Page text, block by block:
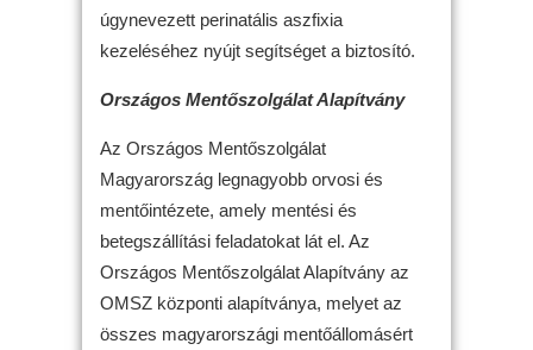
úgynevezett perinatális aszfixia
kezeléséhez nyújt segítséget a biztosító.
Országos Mentőszolgálat Alapítvány
Az Országos Mentőszolgálat
Magyarország legnagyobb orvosi és
mentőintézete, amely mentési és
betegszállítási feladatokat lát el. Az
Országos Mentőszolgálat Alapítvány az
OMSZ központi alapítványa, melyet az
összes magyarországi mentőállomásért